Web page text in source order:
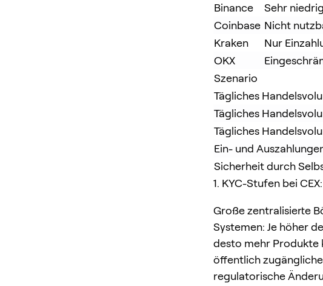
Binance
Sehr
Coinbase Nicht
Kraken
Nur
OKX
Szenario
Tägliches
Tägliches
Tägliches
Ein- und
Sicherheit durch
1. KYC-Stufen bei
Große zentralisierte
Systemen: Je höher
desto mehr Produkte
öffentlich
regulatorische